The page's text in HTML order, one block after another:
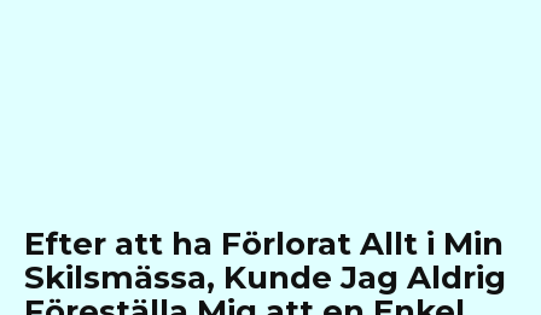
Efter att ha Förlorat Allt i Min
Skilsmässa, Kunde Jag Aldrig